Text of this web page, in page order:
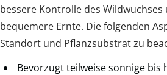
bessere Kontrolle des
bequemere Ernte. Die folgenden
Standort und Pflanzsubstrat zu
Bevorzugt teilweise sonnige bis